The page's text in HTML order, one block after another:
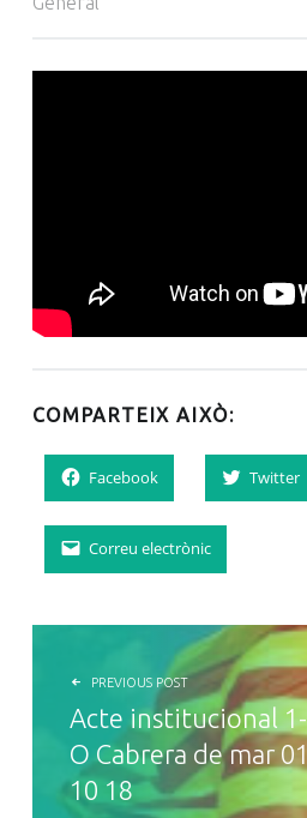
COMPARTEIX AIXÒ:
Facebook Twitter
Correu electrònic
NAVEGACIÓ D'ENTRADES
PREVIOUS POST
Acte institucional 1-
O Cabrera de mar 01
10 18